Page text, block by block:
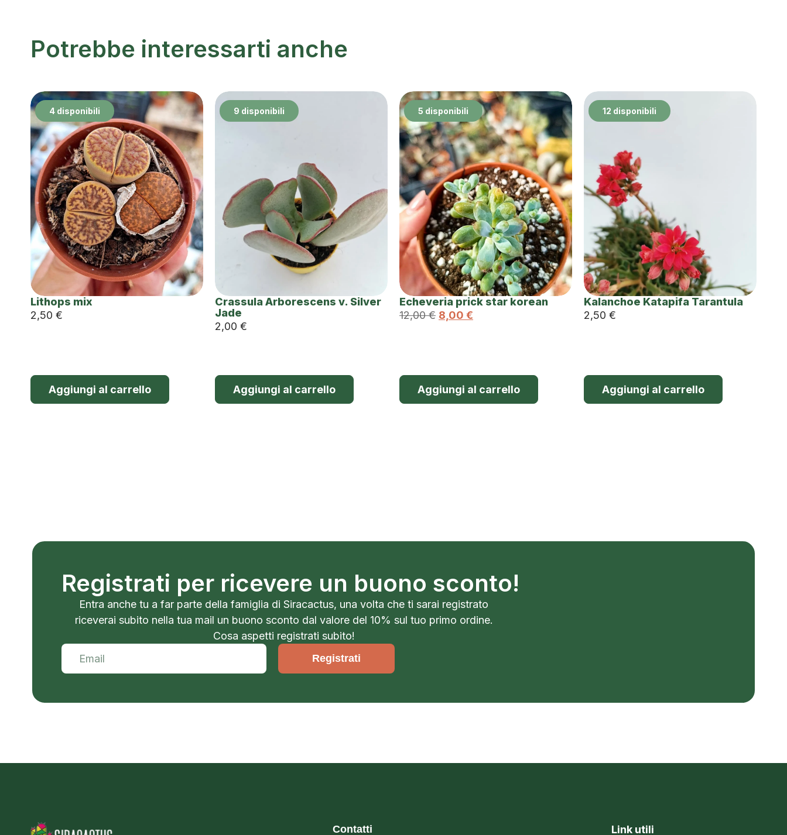
Potrebbe interessarti anche
4 disponibili
Lithops mix
2,50 €
Aggiungi al carrello
9 disponibili
Crassula Arborescens v. Silver
Jade
2,00 €
Aggiungi al carrello
5 disponibili
Echeveria prick star korean
12,00€ 8,00 €
Aggiungi al carrello
12 disponibili
Kalanchoe Katapifa Tarantula
2,50 €
Aggiungi al carrello
Registrati per ricevere un buono sconto!
Entra anche tu a far parte della famiglia di Siracactus, una volta che ti sarai registrato
riceverai subito nella tua mail un buono sconto dal valore del 10% sul tuo primo ordine.
Cosa aspetti registrati subito!
Registrati
Contatti Link utili